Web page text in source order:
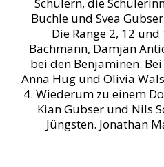
Buchle und Svea
Die Ränge 2, 12
Bachmann, Damjan
bei den Benjaminen.
Anna Hug und Olivia
4. Wiederum zu einem
Kian Gubser und Nils
Jüngsten. Jonathan